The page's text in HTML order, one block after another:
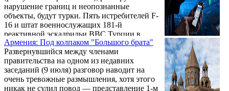
инициировал целый парад выступлений на
эту тему: господа выступили с
опровергающим прогнозом, в частности,
Арнольд Блеян напророчил, что между
фракциями «Сильная Армения» и
«Айастан» со временем непременно
возникнут ...
нарушение границ и неопознанные
объекты, будут турки. Пять истребителей F-
16 и штат военнослужащих 181-й
реактивной эскадрильи ВВС Турции в
составе 76 человек, как сообщает рупор
османской пропаганды Anadolu, облюбуют
эстонскую авиабазу Эмари в августе и
пробудут там до ноября.
Армения: Под колпаком "Большого брата"
Развернувшийся между членами
правительства на одном из недавних
заседаний (9 июля) разговор наводит на
очень тревожные размышления, хотя этого
никак не сулил повод — представление 1-м